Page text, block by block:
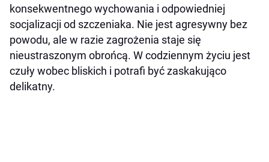
konsekwentnego wychowania i odpowiedniej
socjalizacji od szczeniaka. Nie jest agresywny bez
powodu, ale w razie zagrożenia staje się
nieustraszonym obrońcą. W codziennym życiu jest
czuły wobec bliskich i potrafi być zaskakująco
delikatny.